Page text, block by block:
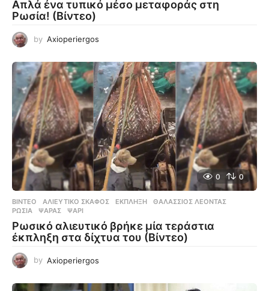
Απλά ένα τυπικό μέσο μεταφοράς στη
Ρωσία! (Βίντεο)
by Axioperiergos
0 0
ΒΊΝΤΕΟ ΑΛΙΕΥΤΙΚΌ ΣΚΆΦΟΣ ,ΈΚΠΛΗΞΗ ,ΘΑΛΆΣΣΙΟΣ ΛΈΟΝΤΑΣ
ΡΩΣΊΑ
,ΨΑΡΆΣ ,ΨΆΡΙ
Ρωσικό αλιευτικό βρήκε μία τεράστια
έκπληξη στα δίχτυα του (Βίντεο)
by Axioperiergos